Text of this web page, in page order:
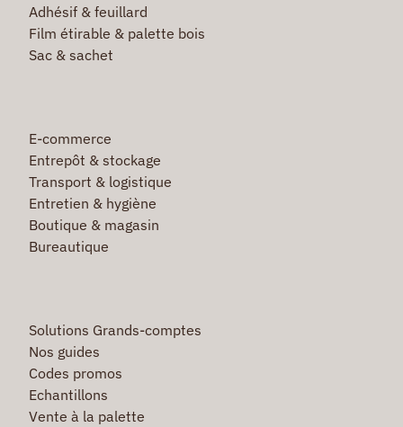
Adhésif & feuillard
Film étirable & palette bois
Sac & sachet
E-commerce
Entrepôt & stockage
Transport & logistique
Entretien & hygiène
Boutique & magasin
Bureautique
Solutions Grands-comptes
Nos guides
Codes promos
Echantillons
Vente à la palette